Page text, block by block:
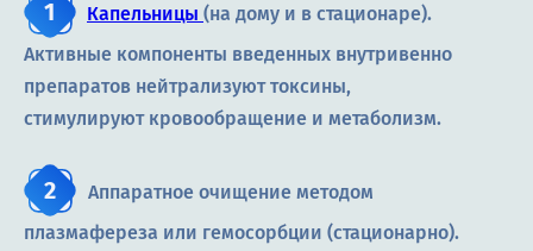
Капельницы (на дому и в стационаре).
Активные компоненты введенных внутривенно
препаратов нейтрализуют токсины,
стимулируют кровообращение и метаболизм.
Аппаратное очищение методом
плазмафереза или гемосорбции (стационарно).